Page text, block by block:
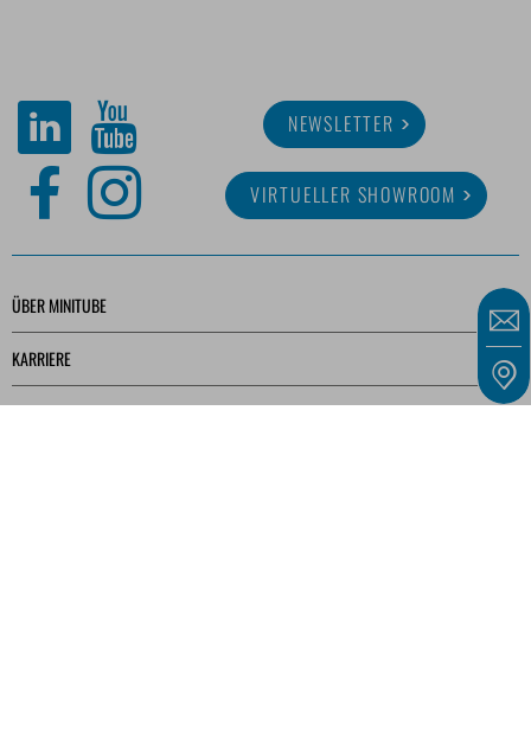
NEWSLETTER
VIRTUELLER SHOWROOM
ÜBER MINITUBE
KARRIERE
SERVICE